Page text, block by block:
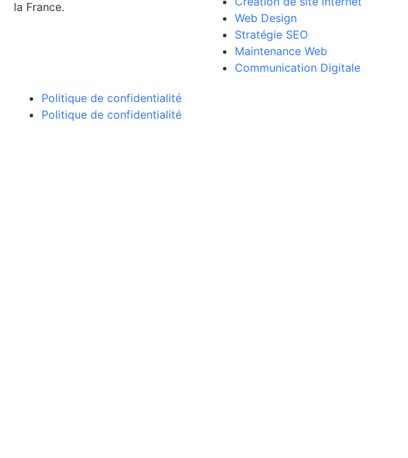
la France.
Web Design
Stratégie SEO
Maintenance Web
Communication Digitale
Politique de confidentialité
Politique de confidentialité